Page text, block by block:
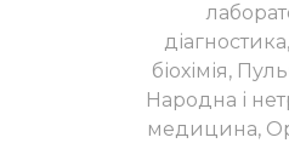
біохімія,
Народна і
медицина,